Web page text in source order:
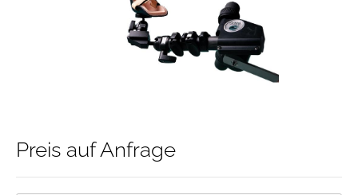
Anmeldung
Preis auf Anfrage